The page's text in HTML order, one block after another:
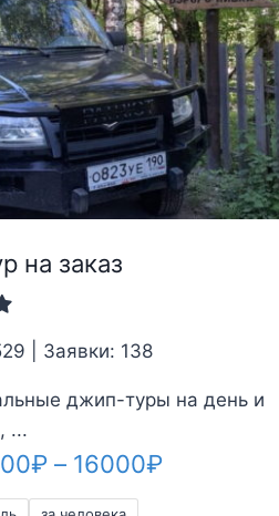
на заказ
| Заявки: 138
джип-туры на день и
...
₽ – 16000₽Диапазон